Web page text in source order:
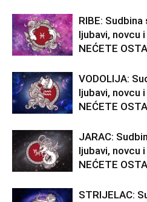
RIBE:
ljubavi, novcu
NEĆETE
VODOLIJA:
ljubavi, novcu
NEĆETE
JARAC:
ljubavi, novcu
NEĆETE
STRIJELAC: